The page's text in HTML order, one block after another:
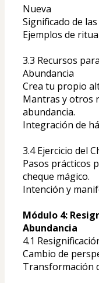
Nueva
Significado de
Ejemplos de
3.3 Recursos
Abundancia
Crea tu propio
Mantras y otros
abundancia.
Integración de
3.4 Ejercicio del
Pasos prácticos
cheque mágico.
Intención y
Módulo 4:
Abundancia
4.1
Cambio de
Transformación